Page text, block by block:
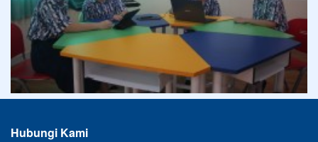
Hubungi Kami